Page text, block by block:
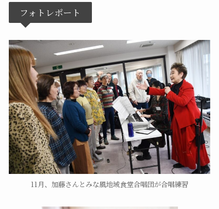
フォトレポート
11月、加藤さんとみな風地域食堂合唱団が合唱練習